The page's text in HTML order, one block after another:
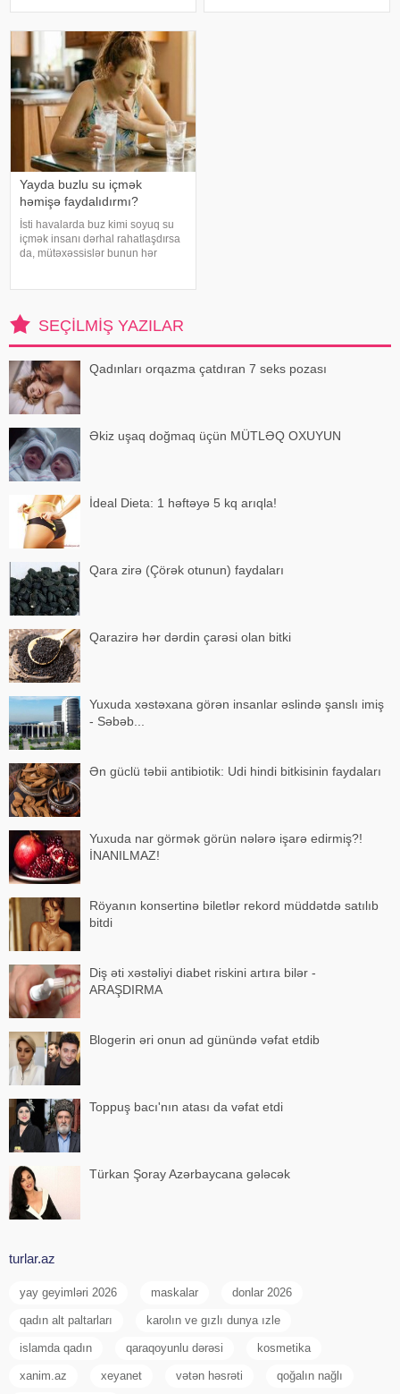
görünür. xarici mediaya istinadən
xəbər verir ki, supermarketlərdək
Yayda buzlu su içmək
həmişə faydalıdırmı?
İsti havalarda buz kimi soyuq su
içmək insanı dərhal rahatlaşdırsa
da, mütəxəssislər bunun hər
SEÇILMIŞ YAZILAR
Qadınları orqazma çatdıran 7 seks pozası
Əkiz uşaq doğmaq üçün MÜTLƏQ OXUYUN
İdeal Dieta: 1 həftəyə 5 kq arıqla!
Qara zirə (Çörək otunun) faydaları
Qarazirə hər dərdin çarəsi olan bitki
Yuxuda xəstəxana görən insanlar əslində şanslı imiş
- Səbəb...
Ən güclü təbii antibiotik: Udi hindi bitkisinin faydaları
Yuxuda nar görmək görün nələrə işarə edirmiş?!
İNANILMAZ!
Röyanın konsertinə biletlər rekord müddətdə satılıb
bitdi
Diş əti xəstəliyi diabet riskini artıra bilər -
ARAŞDIRMA
Blogerin əri onun ad günündə vəfat etdib
Toppuş bacı'nın atası da vəfat etdi
Türkan Şoray Azərbaycana gələcək
turlar.az
yay geyimləri 2026 maskalar donlar 2026
qadın alt paltarları karolın ve gızlı dunya ızle
islamda qadın qaraqoyunlu dərəsi kosmetika
xanim.az xeyanet vətən həsrəti qoğalın nağlı